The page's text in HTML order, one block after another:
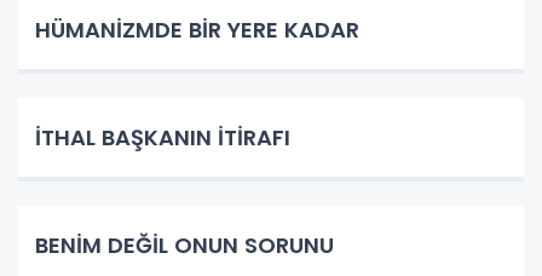
HÜMANİZMDE BİR YERE KADAR
İTHAL BAŞKANIN İTİRAFI
BENİM DEĞİL ONUN SORUNU